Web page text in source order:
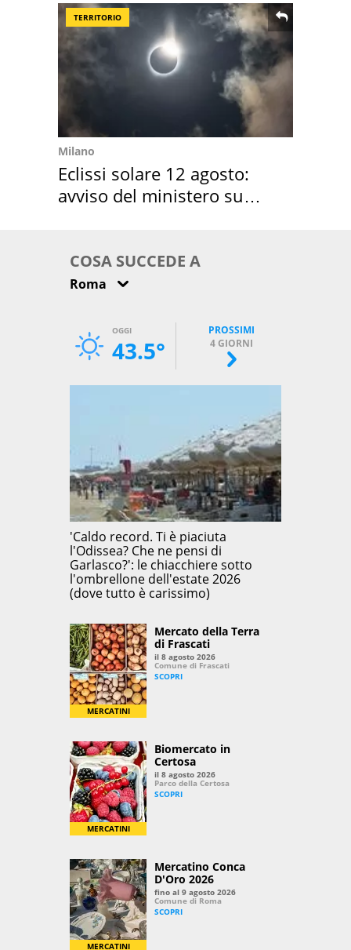
TERRITORIO
Milano
Eclissi solare 12 agosto:
avviso del ministero su